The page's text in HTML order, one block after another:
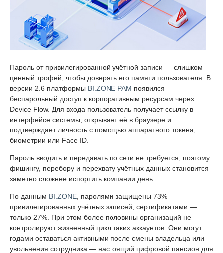
Пароль от привилегированной учётной записи — слишком
ценный трофей, чтобы доверять его памяти пользователя. В
версии 2.6 платформы BI.ZONE PAM появился
беспарольный доступ к корпоративным ресурсам через
Device Flow. Для входа пользователь получает ссылку в
интерфейсе системы, открывает её в браузере и
подтверждает личность с помощью аппаратного токена,
биометрии или Face ID.
Пароль вводить и передавать по сети не требуется, поэтому
фишингу, перебору и перехвату учётных данных становится
заметно сложнее испортить компании день.
По данным BI.ZONE , паролями защищены 73%
привилегированных учётных записей, сертификатами —
только 27%. При этом более половины организаций не
контролируют жизненный цикл таких аккаунтов. Они могут
годами оставаться активными после смены владельца или
увольнения сотрудника — настоящий цифровой пансион для